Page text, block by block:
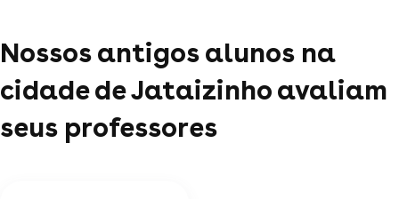
Nossos antigos alunos na
cidade de Jataizinho avaliam
seus professores